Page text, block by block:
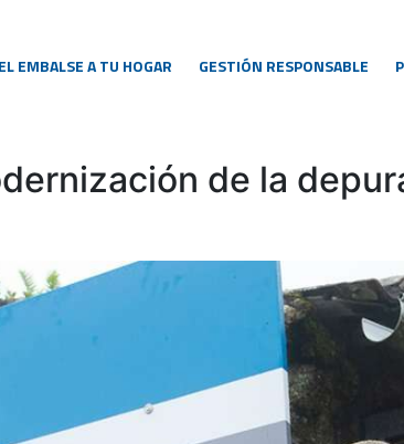
EMBALSE A TU HOGAR GESTIÓN RESPONSABLE
de la